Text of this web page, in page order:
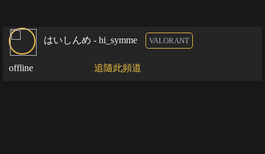
はいしんめ - hi_symme VALORANT
offline 追隨此頻道